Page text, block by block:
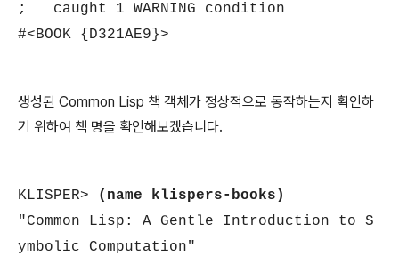
; caught 1 WARNING condition
#<BOOK {D321AE9}>
생성된 Common Lisp 책 객체가 정상적으로 동작하는지 확인하
기 위하여 책 명을 확인해보겠습니다.
KLISPER>
(name klispers-books)
"Common Lisp: A Gentle Introduction to S
ymbolic Computation"